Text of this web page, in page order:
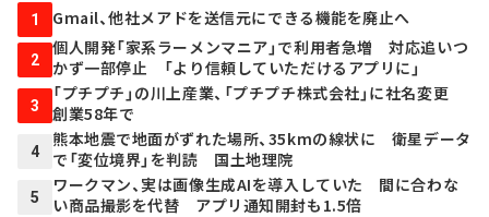
1 Gmail、他社メアドを送信元にできる機能を廃止へ
2
個人開発「家系ラーメンマニア」で利用者急増 対応追いつ
かず一部停止 「より信頼していただけるアプリに」
3
「プチプチ」の川上産業、「プチプチ株式会社」に社名変更
創業58年で
4
熊本地震で地面がずれた場所、35kmの線状に 衛星データ
で「変位境界」を判読 国土地理院
5
ワークマン、実は画像生成AIを導入していた 間に合わな
い商品撮影を代替 アプリ通知開封も1.5倍